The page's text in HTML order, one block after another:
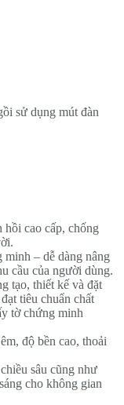
sử dụng mút đàn
cao cấp, chống
minh – dễ dàng nâng
cầu của người dùng.
tạo, thiết kế và đặt
tiêu chuẩn chất
tờ chứng minh
độ bền cao, thoải
sâu cũng như
cho không gian